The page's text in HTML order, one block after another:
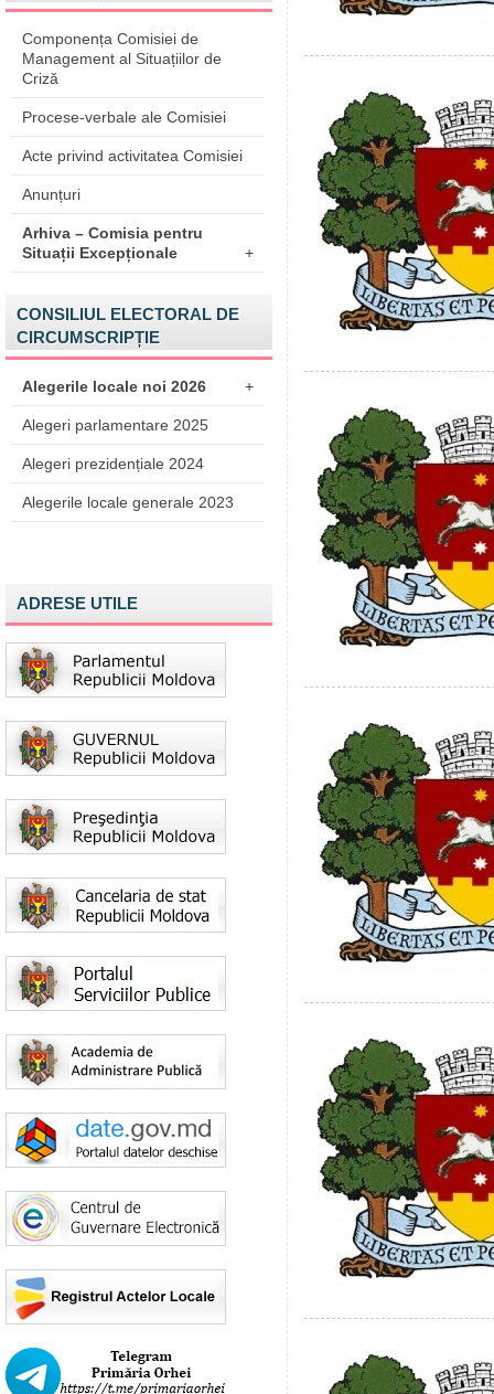
Componența Comisiei de
Management al Situațiilor de
Criză
Procese-verbale ale Comisiei
Acte privind activitatea Comisiei
Anunțuri
Arhiva – Comisia pentru
Situații Excepționale
+
CONSILIUL ELECTORAL DE
CIRCUMSCRIPȚIE
Alegerile locale noi 2026 +
Alegeri parlamentare 2025
Alegeri prezidențiale 2024
Alegerile locale generale 2023
ADRESE UTILE